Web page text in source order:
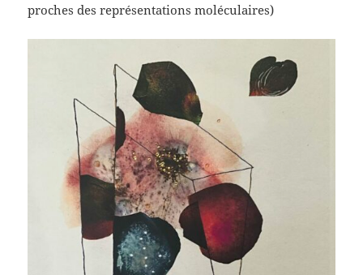
proches des représentations moléculaires)